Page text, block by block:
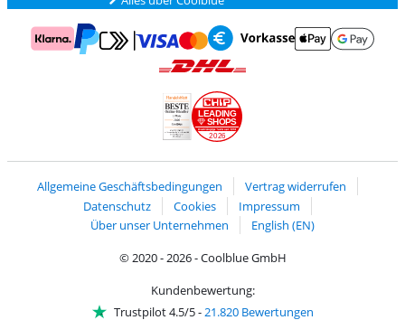
Zahlung mit PayPal
Zahlung mit Mastercard und Visa über Click to Pay
Zahlung mit Vorkasse
2026
LEADING
SHOPS
Allgemeine Geschäftsbedingungen
Vertrag widerrufen
Datenschutz
Cookies
Impressum
Über unser Unternehmen
English (EN)
© 2020 - 2026 - Coolblue GmbH
Kundenbewertung:
Trustpilot 4.5/5-21.820 Bewertungen